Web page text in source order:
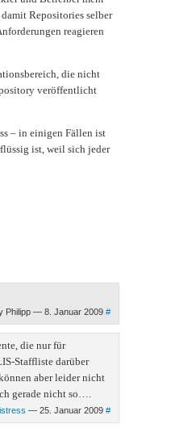
Repositories selber
reagieren
die nicht
veröffentlicht
– in einigen Fällen ist
ist, weil sich jeder
Philipp — 8. Januar 2009 #
die nur für
Staffliste darüber
aber leider nicht
gerade nicht so….
— 25. Januar 2009 #